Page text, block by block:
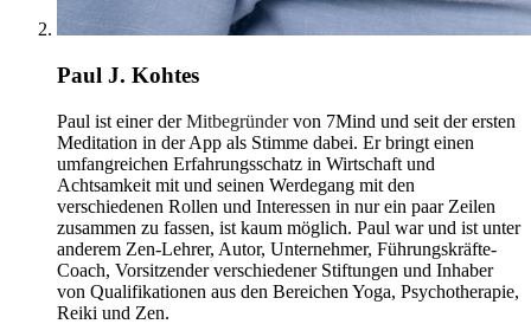
Paul J. Kohtes
Paul ist einer derMitbegründervon 7Mind und seit der ersten
Meditation in der App als Stimme dabei. Er bringt einen
umfangreichen Erfahrungsschatz in Wirtschaft und
Achtsamkeit mit und seinen Werdegang mit den
verschiedenen Rollen und Interessen in nur ein paar Zeilen
zusammen zu fassen, ist kaum möglich. Paul war und ist unter
anderem Zen-Lehrer, Autor, Unternehmer, Führungskräfte-
Coach, Vorsitzender verschiedener Stiftungen und Inhaber
von Qualifikationen aus den Bereichen Yoga, Psychotherapie,
Reiki und Zen.